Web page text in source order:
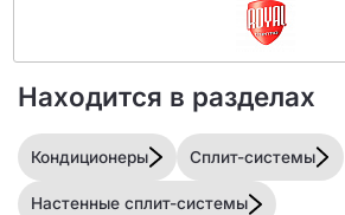
Находится в разделах
Кондиционеры Сплит-системы
Настенные сплит-системы